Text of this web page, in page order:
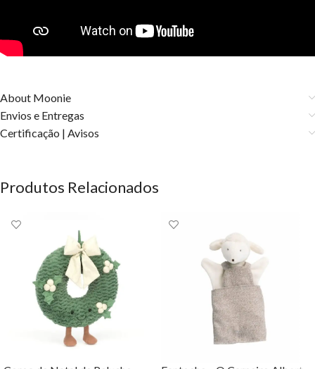
About Moonie
Envios e Entregas
Certificação | Avisos
Produtos Relacionados